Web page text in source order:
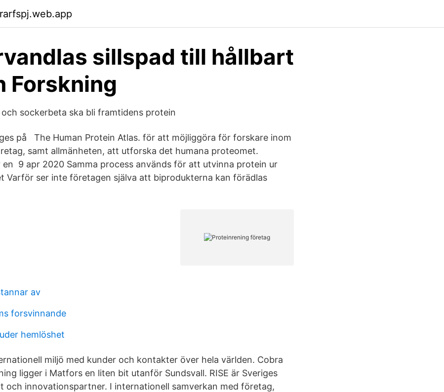
sillspad till hållbart
Forskning
sockerbeta ska bli framtidens protein
på The Human Protein Atlas. för att möjliggöra för forskare inom
samt allmänheten, att utforska det humana proteomet.
en 9 apr 2020 Samma process används för att utvinna protein ur
Varför ser inte företagen själva att biprodukterna kan förädlas
av
forsvinnande
hemlöshet
miljö med kunder och kontakter över hela världen. Cobra
ligger i Matfors en liten bit utanför Sundsvall. RISE är Sveriges
och innovationspartner. I internationell samverkan med företag,